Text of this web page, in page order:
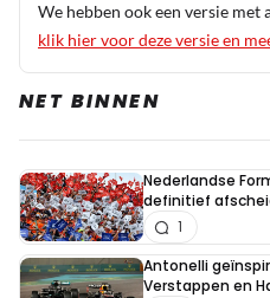
We hebben ook een versie met
klik hier voor deze versie en
NET BINNEN
Nederlandse
definitief
1
Antonelli
Verstappen en